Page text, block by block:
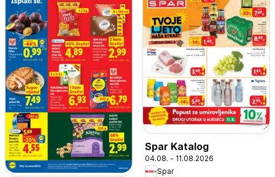
Spar Katalog
04.08. - 11.08.2026
Spar